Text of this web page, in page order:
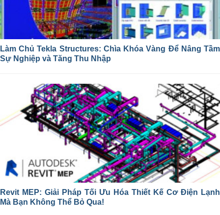
Làm Chủ Tekla Structures: Chìa Khóa Vàng Để Nâng Tầm
Sự Nghiệp và Tăng Thu Nhập
Revit MEP: Giải Pháp Tối Ưu Hóa Thiết Kế Cơ Điện Lạnh
Mà Bạn Không Thể Bỏ Qua!